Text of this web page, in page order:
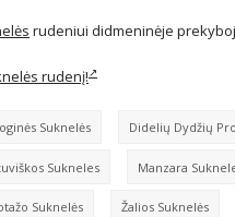
rudeniui didmeninėje
rudenį!
Suknelės Didelių Dydžių
Sukneles Manzara
Suknelės Žalios Suknelės